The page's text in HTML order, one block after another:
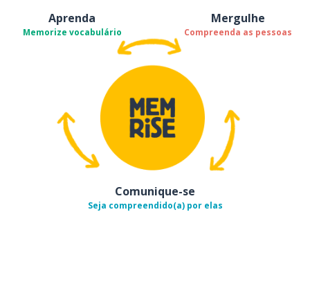
Aprenda
Memorize vocabulário
Mergulhe
Compreenda as pessoas
Comunique-se
Seja compreendido(a) por elas